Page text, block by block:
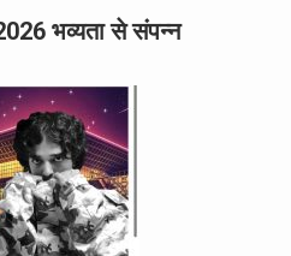
भव्यता से संपन्न